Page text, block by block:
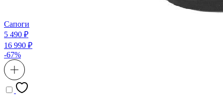
Сапоги
5 490 ₽
16 990 ₽
-67%